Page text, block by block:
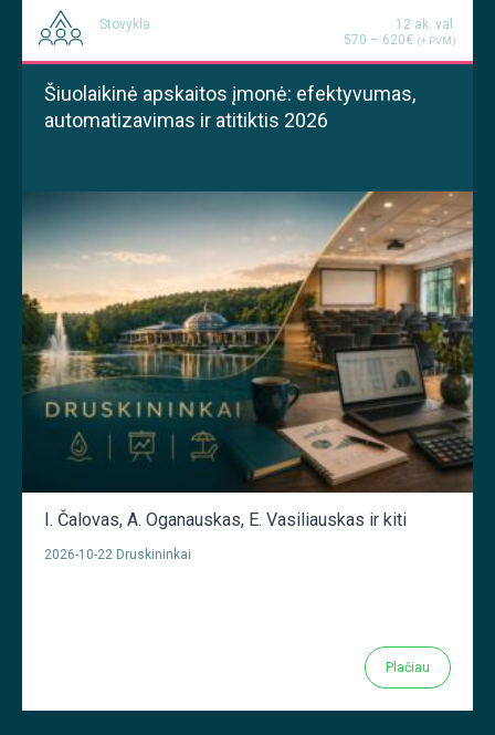
Stovykla
12 ak. val.
570 – 620€ (+ PVM)
Šiuolaikinė apskaitos įmonė: efektyvumas,
automatizavimas ir atitiktis 2026
I. Čalovas, A. Oganauskas, E. Vasiliauskas ir kiti
2026-10-22 Druskininkai
Plačiau